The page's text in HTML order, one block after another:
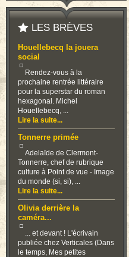
LES BRÈVES
Houellebecq la jouera
social
Rendez-vous à la
prochaine rentrée littéraire
pour la superstar du roman
hexagonal. Michel
Houellebecq, ...
Lire la suite...
Tonnerre primée
Adelaïde de Clermont-
Tonnerre, chef de rubrique
culture à Point de vue - Image
du monde (si, si), ...
Lire la suite...
Olivia derrière la
caméra...
... et devant ! L'écrivain
publiée chez Verticales (Dans
le temps, Mes petites